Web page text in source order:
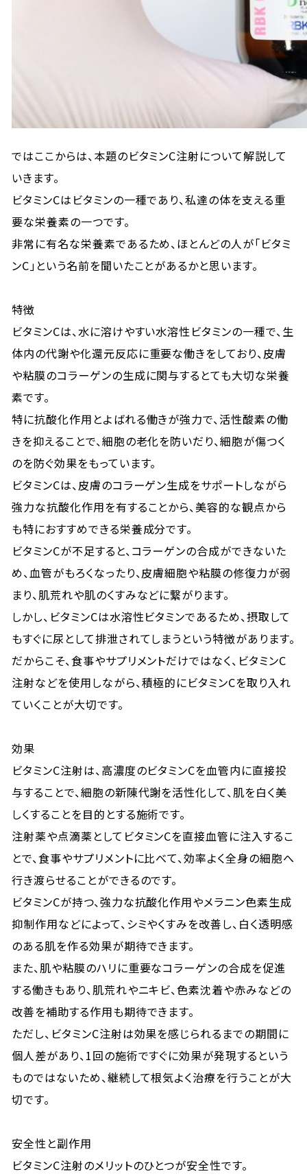
ではここからは、本題のビタミンC注射について解説して
いきます。
ビタミンCはビタミンの一種であり、私達の体を支える重
要な栄養素の一つです。
非常に有名な栄養素であるため、ほとんどの人が「ビタミ
ンC」という名前を聞いたことがあるかと思います。
特徴
ビタミンCは、水に溶けやすい水溶性ビタミンの一種で、生
体内の代謝や化還元反応に重要な働きをしており、皮膚
や粘膜のコラーゲンの生成に関与するとても大切な栄養
素です。
特に抗酸化作用とよばれる働きが強力で、活性酸素の働
きを抑えることで、細胞の老化を防いだり、細胞が傷つく
のを防ぐ効果をもっています。
ビタミンCは、皮膚のコラーゲン生成をサポートしながら
強力な抗酸化作用を有することから、美容的な観点から
も特におすすめできる栄養成分です。
ビタミンCが不足すると、コラーゲンの合成ができないた
め、血管がもろくなったり、皮膚細胞や粘膜の修復力が弱
まり、肌荒れや肌のくすみなどに繋がります。
しかし、ビタミンCは水溶性ビタミンであるため、摂取して
もすぐに尿として排泄されてしまうという特徴があります。
だからこそ、食事やサプリメントだけではなく、ビタミンC
注射などを使用しながら、積極的にビタミンCを取り入れ
ていくことが大切です。
効果
ビタミンC注射は、高濃度のビタミンCを血管内に直接投
与することで、細胞の新陳代謝を活性化して、肌を白く美
しくすることを目的とする施術です。
注射薬や点滴薬としてビタミンCを直接血管に注入するこ
とで、食事やサプリメントに比べて、効率よく全身の細胞へ
行き渡らせることができるのです。
ビタミンCが持つ、強力な抗酸化作用やメラニン色素生成
抑制作用などによって、シミやくすみを改善し、白く透明感
のある肌を作る効果が期待できます。
また、肌や粘膜のハリに重要なコラーゲンの合成を促進
する働きもあり、肌荒れやニキビ、色素沈着や赤みなどの
改善を補助する作用も期待できます。
ただし、ビタミンC注射は効果を感じられるまでの期間に
個人差があり、1回の施術ですぐに効果が発現するという
ものではないため、継続して根気よく治療を行うことが大
切です。
安全性と副作用
ビタミンC注射のメリットのひとつが安全性です。